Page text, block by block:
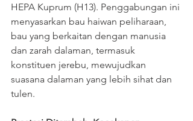
HEPA Kuprum (H13). Penggabungan ini
menyasarkan bau haiwan peliharaan,
bau yang berkaitan dengan manusia
dan zarah dalaman, termasuk
konstituen jerebu, mewujudkan
suasana dalaman yang lebih sihat dan
tulen.